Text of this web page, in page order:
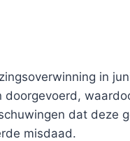
in
dat deze
misdaad.